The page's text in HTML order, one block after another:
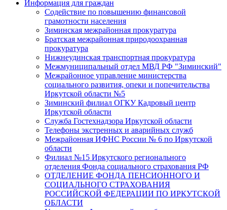
Информация для граждан
Содействие по повышению финансовой
грамотности населения
Зиминская межрайонная прокуратура
Братская межрайонная природоохранная
прокуратура
Нижнеудинская транспортная прокуратура
Межмуниципальный отдел МВД РФ "Зиминский"
Межрайонное управление министерства
социального развития, опеки и попечительства
Иркутской области №5
Зиминский филиал ОГКУ Кадровый центр
Иркутской области
Служба Гостехнадзора Иркутской области
Телефоны экстренных и аварийных служб
Межрайонная ИФНС России № 6 по Иркутской
области
Филиал №15 Иркутского регионального
отделения Фонда социального страхования РФ
ОТДЕЛЕНИЕ ФОНДА ПЕНСИОННОГО И
СОЦИАЛЬНОГО СТРАХОВАНИЯ
РОССИЙСКОЙ ФЕДЕРАЦИИ ПО ИРКУТСКОЙ
ОБЛАСТИ